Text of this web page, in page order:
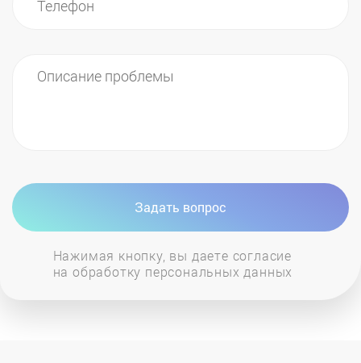
Задать вопрос
Нажимая кнопку, вы даете согласие
на обработку персональных данных